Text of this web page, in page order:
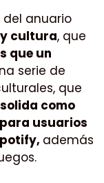
anuario
cultura, que
que un
serie de
que
como
usuarios
además